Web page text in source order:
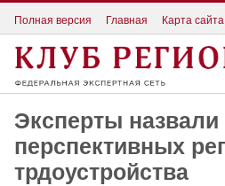
Полная версия Главная Карта сайта
Эксперты
перспективных
трдоустройства